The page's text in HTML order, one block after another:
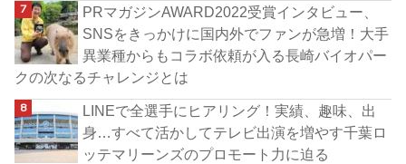
PRマガジンAWARD2022受賞インタビュー、
SNSをきっかけに国内外でファンが急増！大手
異業種からもコラボ依頼が入る長崎バイオパー
クの次なるチャレンジとは
LINEで全選手にヒアリング！実績、趣味、出
身…すべて活かしてテレビ出演を増やす千葉ロ
ッテマリーンズのプロモート力に迫る